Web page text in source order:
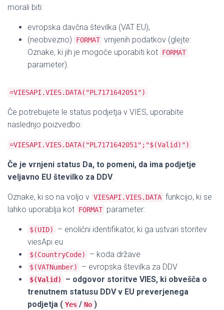
morali biti:
evropska davčna številka (VAT EU),
(neobvezno)
FORMAT vrnjenih podatkov (glejte:
Oznake, ki jih je mogoče uporabiti kot FORMAT
parameter).
=VIESAPI.VIES.DATA("PL7171642051")
Če potrebujete le status podjetja v VIES, uporabite
naslednjo poizvedbo:
=VIESAPI.VIES.DATA("PL7171642051";"$(Valid)")
Če je vrnjeni status Da, to pomeni, da ima podjetje
veljavno EU številko za DDV.
Oznake, ki so na voljo v VIESAPI.VIES.DATA funkcijo, ki se
lahko uporablja kot FORMAT parameter:
$(UID)
– enolični identifikator, ki ga ustvari storitev
viesApi.eu
$(CountryCode) – koda države
$(VATNumber) – evropska številka za DDV
$(Valid)
– odgovor storitve VIES, ki obvešča o
trenutnem statusu DDV v EU preverjenega
podjetja ( Yes / No )